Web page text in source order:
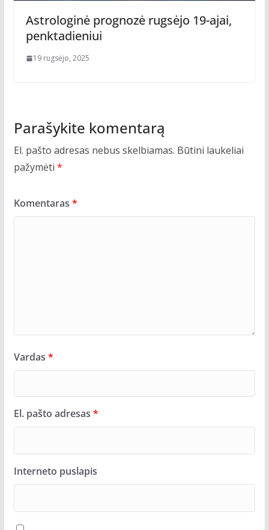
Astrologinė prognozė rugsėjo 19-ajai,
penktadieniui
19 rugsėjo, 2025
Parašykite komentarą
El. pašto adresas nebus skelbiamas. Būtini laukeliai
pažymėti *
Komentaras *
Vardas *
El. pašto adresas *
Interneto puslapis